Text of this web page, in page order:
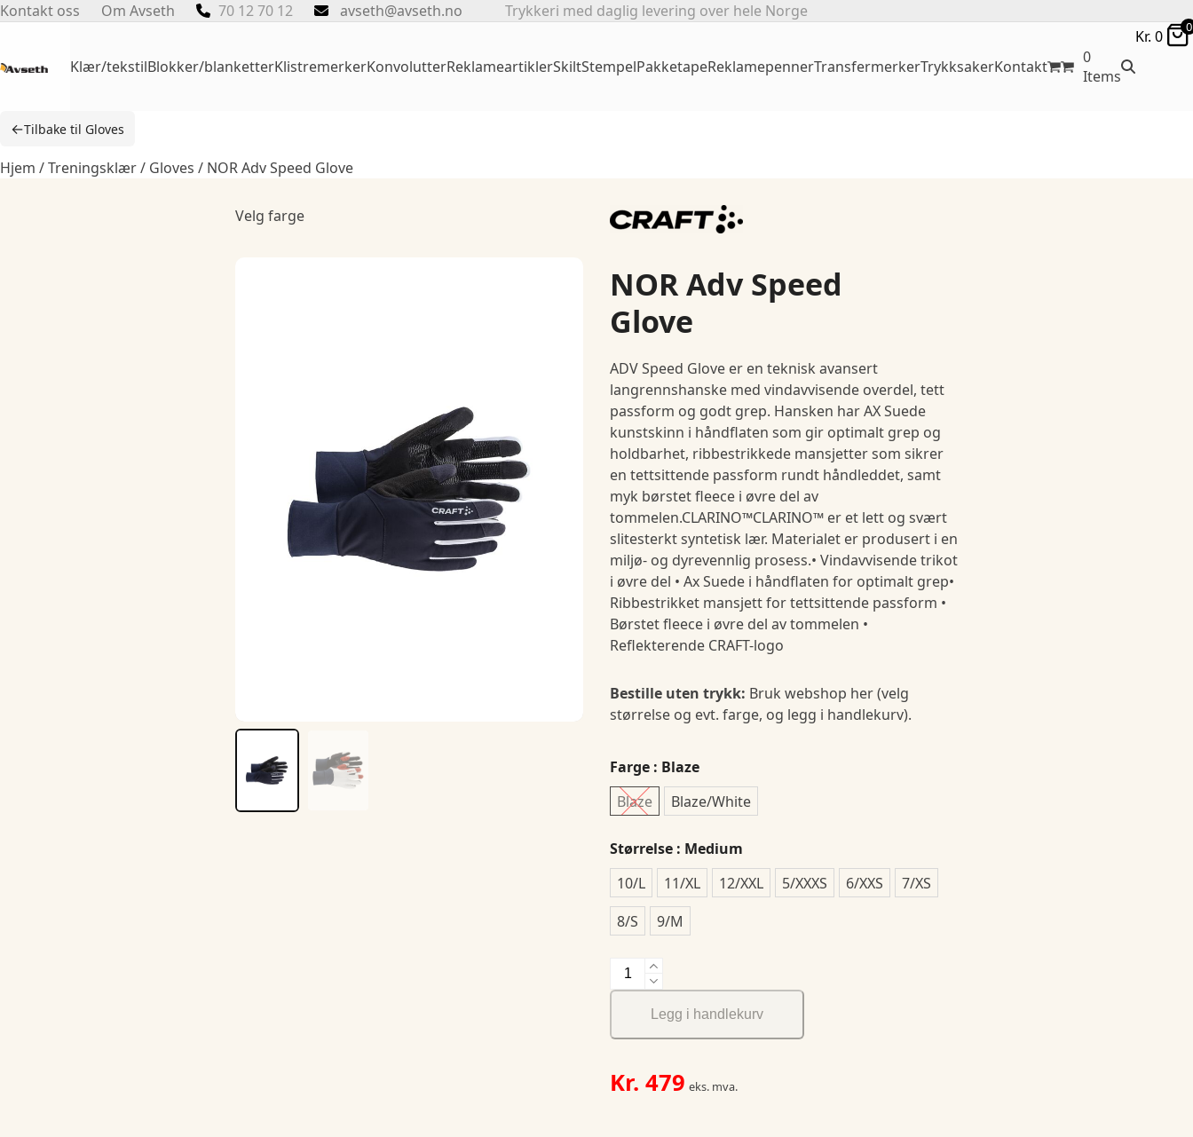
Skip
Kontakt oss Om Avseth 70 12 70 12 avseth@avseth.no Trykkeri med daglig levering over hele Norge
Klær/tekstilBlokker/blanketterKlistremerkerKonvolutterReklameartiklerSkiltStempelPakketapeReklamepennerTransfermerkerTrykksakerKontakt
0
Items
Kr. 0 0
←Tilbake til Gloves
Hjem /Treningsklær/ Gloves / NOR Adv Speed Glove
Velg farge
NOR Adv Speed
Glove
ADV Speed Glove er en teknisk avansert
langrennshanske med vindavvisende overdel, tett
passform og godt grep. Hansken har AX Suede
kunstskinn i håndflaten som gir optimalt grep og
holdbarhet, ribbestrikkede mansjetter som sikrer
en tettsittende passform rundt håndleddet, samt
myk børstet fleece i øvre del av
tommelen.CLARINO™CLARINO™ er et lett og svært
slitesterkt syntetisk lær. Materialet er produsert i en
miljø- og dyrevennlig prosess.• Vindavvisende trikot
i øvre del • Ax Suede i håndflaten for optimalt grep•
Ribbestrikket mansjett for tettsittende passform •
Børstet fleece i øvre del av tommelen •
Reflekterende CRAFT-logo
Bestille uten trykk: Bruk webshop her (velg
størrelse og evt. farge, og legg i handlekurv).
Farge : Blaze
Blaze
Blaze/White
Størrelse : Medium
10/L
11/XL 12/XXL 5/XXXS 6/XXS
7/XS
8/S
9/M
NOR
Adv
Glove
Legg i handlekurv
Kr. 479 eks. mva.